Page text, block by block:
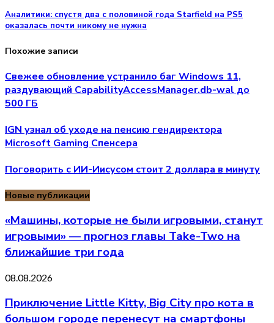
Аналитики: спустя два с половиной года Starfield на PS5
оказалась почти никому не нужна
Похожие записи
Свежее обновление устранило баг Windows 11,
раздувающий CapabilityAccessManager.db-wal до
500 ГБ
IGN узнал об уходе на пенсию гендиректора
Microsoft Gaming Спенсера
Поговорить с ИИ-Иисусом стоит 2 доллара в минуту
Новые публикации
«Машины, которые не были игровыми, станут
игровыми» — прогноз главы Take-Two на
ближайшие три года
08.08.2026
Приключение Little Kitty, Big City про кота в
большом городе перенесут на смартфоны